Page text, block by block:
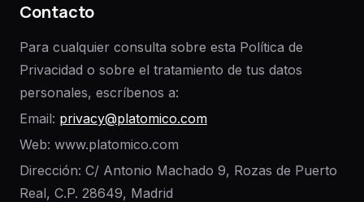
Contacto
Para cualquier consulta sobre esta Política de
Privacidad o sobre el tratamiento de tus datos
personales, escríbenos a:
Email: privacy@platomico.com
Web: www.platomico.com
Dirección: C/ Antonio Machado 9, Rozas de Puerto
Real, C.P. 28649, Madrid